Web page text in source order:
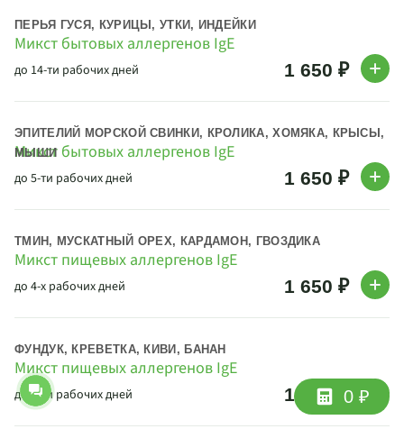
Микст бытовых аллергенов IgE
ПЕРЬЯ ГУСЯ, КУРИЦЫ, УТКИ, ИНДЕЙКИ
до 14-ти рабочих дней 1 650 ₽
Микст бытовых аллергенов IgE
ЭПИТЕЛИЙ МОРСКОЙ СВИНКИ, КРОЛИКА, ХОМЯКА, КРЫСЫ,
МЫШИ
до 5-ти рабочих дней 1 650 ₽
Микст пищевых аллергенов IgE
ТМИН, МУСКАТНЫЙ ОРЕХ, КАРДАМОН, ГВОЗДИКА
до 4-х рабочих дней 1 650 ₽
Микст пищевых аллергенов IgE
ФУНДУК, КРЕВЕТКА, КИВИ, БАНАН
до 5-ти рабочих дней 1 650 ₽0 ₽